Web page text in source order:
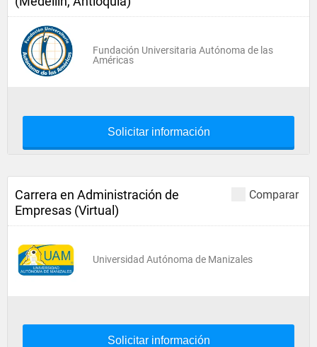
Fundación Universitaria Autónoma de las
Américas
Solicitar información
Comparar
Carrera en Administración de
Empresas (Virtual)
Universidad Autónoma de Manizales
Solicitar información